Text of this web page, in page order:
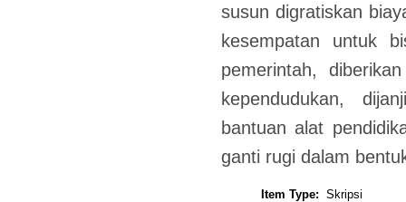
susun digratiskan
kesempatan untuk
pemerintah,
kependudukan,
bantuan alat
ganti rugi dalam
Item Type: Skripsi